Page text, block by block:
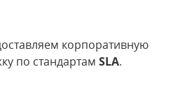
корпоративную
по стандартам SLA.